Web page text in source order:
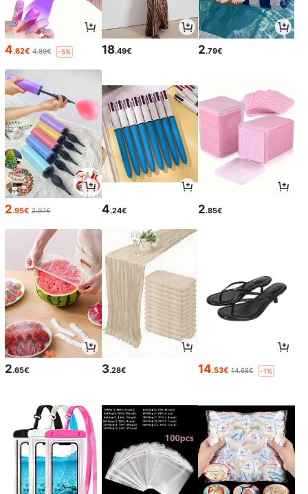
4.62€ 4.89€ -5% 18.49€ 2.79€
2.95€ 2.97€ 4.24€ 2.85€
2.65€ 3.28€ 14.53€ 14.68€ -1%